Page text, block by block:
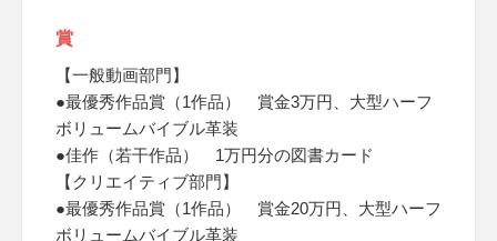
賞
【一般動画部門】
●最優秀作品賞（1作品） 賞金3万円、大型ハーフ
ボリュームバイブル革装
●佳作（若干作品） 1万円分の図書カード
【クリエイティブ部門】
●最優秀作品賞（1作品） 賞金20万円、大型ハーフ
ボリュームバイブル革装